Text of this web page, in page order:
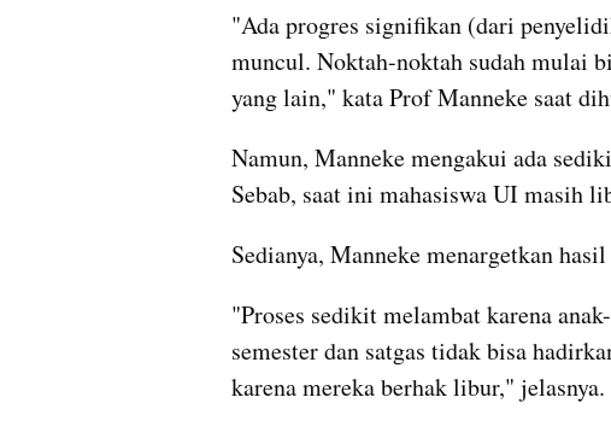
"Ada progres signifikan (dari
muncul. Noktah-noktah sudah mulai
yang lain," kata Prof Manneke saat
Namun, Manneke mengakui ada
Sebab, saat ini mahasiswa UI masih
Sedianya, Manneke menargetkan
"Proses sedikit melambat karena
semester dan satgas tidak bisa
karena mereka berhak libur," jelasnya.